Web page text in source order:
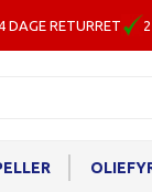
DAGE RETURRET